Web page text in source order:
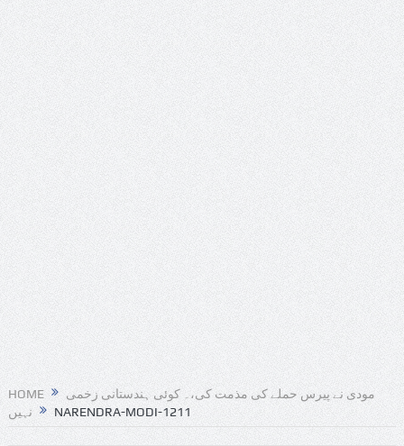
HOME
مودی نے پیرس حملے کی مذمت کی،۔ کوئی ہندستانی زخمی
نہیں
NARENDRA-MODI-1211